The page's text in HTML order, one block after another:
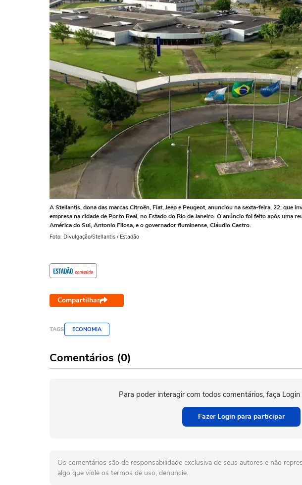
A Stellantis, dona das marcas Citroën, Fiat, Jeep e Peugeot, anunciou na sexta-feira, 22, que
empresa na cidade de Porto Real, no Estado do Rio de Janeiro. O anúncio foi feito após uma
América do Sul, Antonio Filosa, e o governador fluminense, Cláudio Castro.
Foto: Divulgação/Stellantis / Estadão
Compartilhar
TAGS ECONOMIA
Comentários (0)
Para poder interagir com todos comentários, faça
Fazer Login para participar
Os comentários são de responsabilidade exclusiva de seus autores e não
algo que viole os termos de uso, denuncie.